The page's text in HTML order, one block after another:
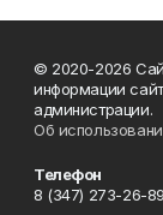
© 2020-2026
информации
администрации.
Об
Телефон
8 (347) 273-26-89